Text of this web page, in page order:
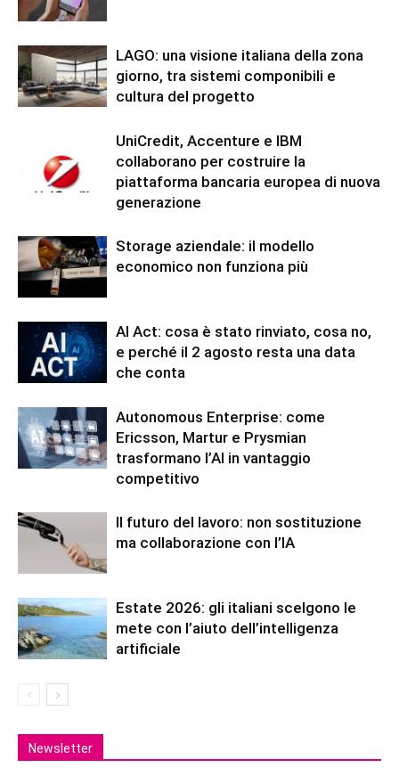
LAGO: una visione italiana della zona
giorno, tra sistemi componibili e
cultura del progetto
UniCredit, Accenture e IBM
collaborano per costruire la
piattaforma bancaria europea di nuova
generazione
Storage aziendale: il modello
economico non funziona più
AI Act: cosa è stato rinviato, cosa no,
e perché il 2 agosto resta una data
che conta
Autonomous Enterprise: come
Ericsson, Martur e Prysmian
trasformano l’AI in vantaggio
competitivo
Il futuro del lavoro: non sostituzione
ma collaborazione con l’IA
Estate 2026: gli italiani scelgono le
mete con l’aiuto dell’intelligenza
artificiale
Newsletter